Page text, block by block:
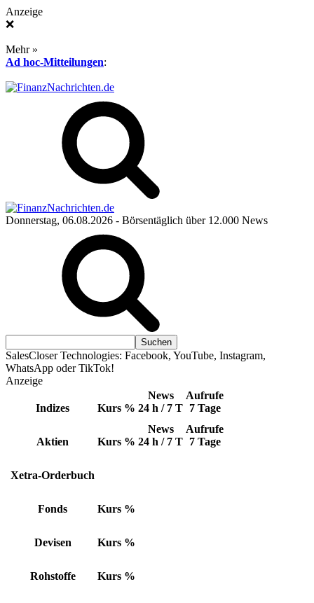
Anzeige
❌
Mehr »
Ad hoc-Mitteilungen:
Donnerstag, 06.08.2026 - Börsentäglich über 12.000 News
SalesCloser Technologies: Facebook, YouTube, Instagram,
WhatsApp oder TikTok!
Anzeige
Indizes Kurs %
News
24 h / 7 T
Aufrufe
7 Tage
Aktien Kurs %
News
24 h / 7 T
Aufrufe
7 Tage
Xetra-Orderbuch
Fonds Kurs %
Devisen Kurs %
Rohstoffe Kurs %